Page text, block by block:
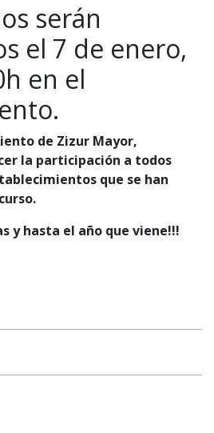
serán
el 7 de enero,
en el
de Zizur Mayor,
la participación a todos
que se han
y hasta el año que viene!!!